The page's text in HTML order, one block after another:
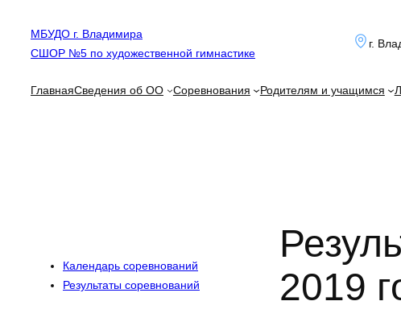
содержимому
МБУДО г. Владимира
СШОР №5 по художественной гимнастике
г.
ГлавнаяСведения об ОО Соревнования Родителям и учащимся
Календарь соревнований
Результаты соревнований
2019